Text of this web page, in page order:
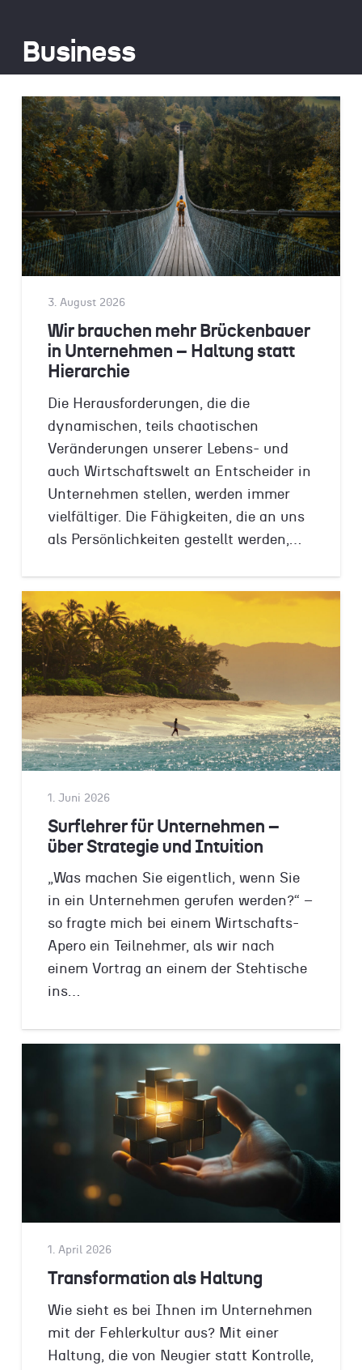
Business
3. August 2026
Wir brauchen mehr Brückenbauer
in Unternehmen – Haltung statt
Hierarchie
Die Herausforderungen, die die
dynamischen, teils chaotischen
Veränderungen unserer Lebens- und
auch Wirtschaftswelt an Entscheider in
Unternehmen stellen, werden immer
vielfältiger. Die Fähigkeiten, die an uns
als Persönlichkeiten gestellt werden,…
1. Juni 2026
Surflehrer für Unternehmen –
über Strategie und Intuition
„Was machen Sie eigentlich, wenn Sie
in ein Unternehmen gerufen werden?“ –
so fragte mich bei einem Wirtschafts-
Apero ein Teilnehmer, als wir nach
einem Vortrag an einem der Stehtische
ins…
1. April 2026
Transformation als Haltung
Wie sieht es bei Ihnen im Unternehmen
mit der Fehlerkultur aus? Mit einer
Haltung, die von Neugier statt Kontrolle,